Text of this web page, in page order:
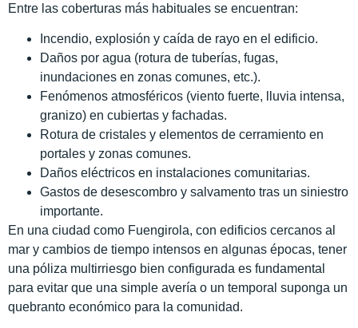
Entre las coberturas más habituales se encuentran:
Incendio, explosión y caída de rayo en el edificio.
Daños por agua (rotura de tuberías, fugas,
inundaciones en zonas comunes, etc.).
Fenómenos atmosféricos (viento fuerte, lluvia intensa,
granizo) en cubiertas y fachadas.
Rotura de cristales y elementos de cerramiento en
portales y zonas comunes.
Daños eléctricos en instalaciones comunitarias.
Gastos de desescombro y salvamento tras un siniestro
importante.
En una ciudad como Fuengirola, con edificios cercanos al
mar y cambios de tiempo intensos en algunas épocas, tener
una póliza multirriesgo bien configurada es fundamental
para evitar que una simple avería o un temporal suponga un
quebranto económico para la comunidad.